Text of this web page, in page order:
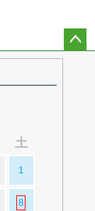
土
1
8